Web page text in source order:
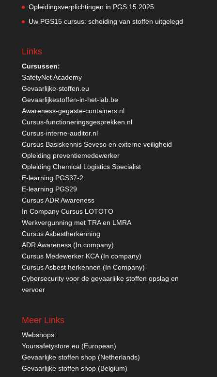
Opleidingsverplichtingen in PGS 15:2025
Uw PGS15 cursus: scheiding van stoffen uitgelegd
Links
Cursussen:
SafetyNet Academy
Gevaarlijke-stoffen.eu
Gevaarlijkestoffen-in-het-lab.be
Awareness-gegaste-containers.nl
Cursus-functioneringsgesprekken.nl
Cursus-interne-auditor.nl
Cursus Basiskennis Seveso en externe veiligheid
Opleiding preventiemedewerker
Opleiding Chemical Logistics Specialist
E-learning PGS37-2
E-learning PGS29
Cursus ADR Awareness
In Company Cursus LOTOTO
Werkvergunning met TRA en LMRA
Cursus Asbestherkenning
ADR Awareness (In company)
Cursus Medewerker KCA (In company)
Cursus Asbest herkennen (In Company)
Cybersecurity voor de gevaarlijke stoffen opslag en
vervoer
Meer Links
Webshops:
Yoursafetystore.eu (European)
Gevaarlijke stoffen shop (Netherlands)
Gevaarlijke stoffen shop (Belgium)